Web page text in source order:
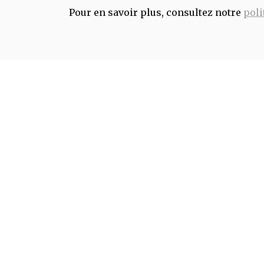
Pour en savoir plus, consultez notre